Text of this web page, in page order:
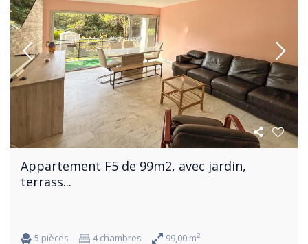
Appartement F5 de 99m2, avec jardin,
terrass...
5 pièces 4 chambres 99,00 m2